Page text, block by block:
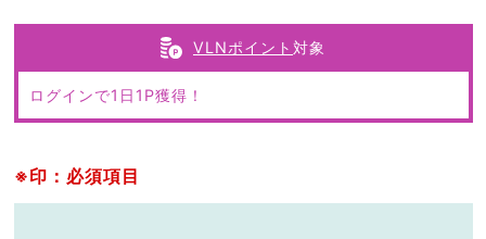
VLNポイント 対象
ログインで1日1P獲得！
※印：必須項目